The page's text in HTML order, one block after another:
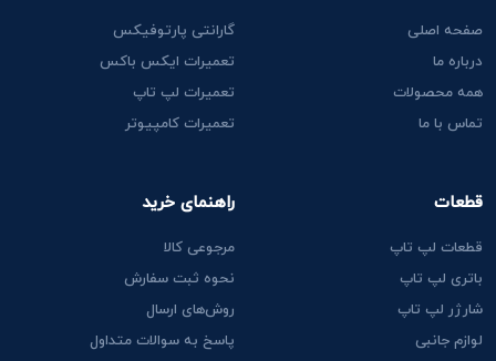
صفحه اصلی
درباره ما
همه محصولات
تماس با ما
قطعات
قطعات لپ تاپ
باتری لپ تاپ
شارژر لپ تاپ
لوازم جانبی
گارانتی پارتوفیکس
تعمیرات ایکس باکس
تعمیرات لپ تاپ
تعمیرات کامپیوتر
راهنمای خرید
مرجوعی کالا
نحوه ثبت سفارش
روش‌های ارسال
پاسخ به سوالات متداول